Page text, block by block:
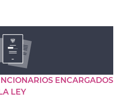
ENCARGADOS
LEY